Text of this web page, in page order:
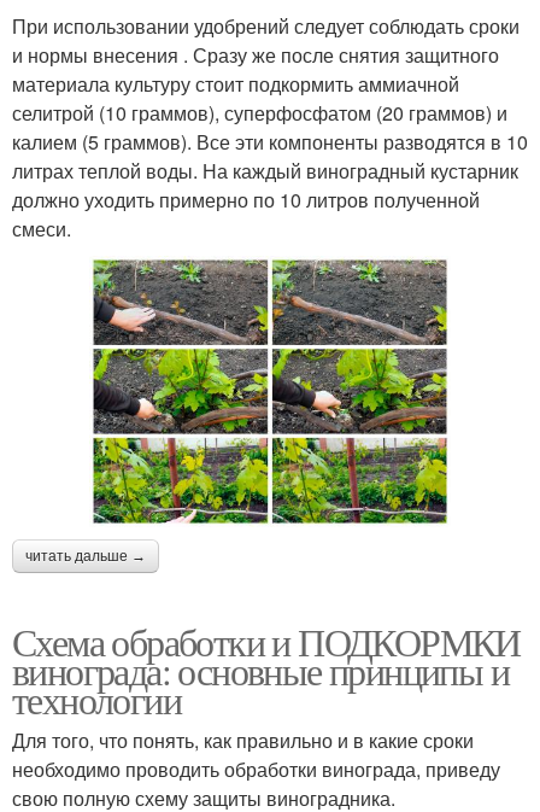
При использовании удобрений следует соблюдать сроки
и нормы внесения . Сразу же после снятия защитного
материала культуру стоит подкормить аммиачной
селитрой (10 граммов), суперфосфатом (20 граммов) и
калием (5 граммов). Все эти компоненты разводятся в 10
литрах теплой воды. На каждый виноградный кустарник
должно уходить примерно по 10 литров полученной
смеси.
читать дальше →
Схема обработки и ПОДКОРМКИ
винограда: основные принципы и
технологии
Для того, что понять, как правильно и в какие сроки
необходимо проводить обработки винограда, приведу
свою полную схему защиты виноградника.